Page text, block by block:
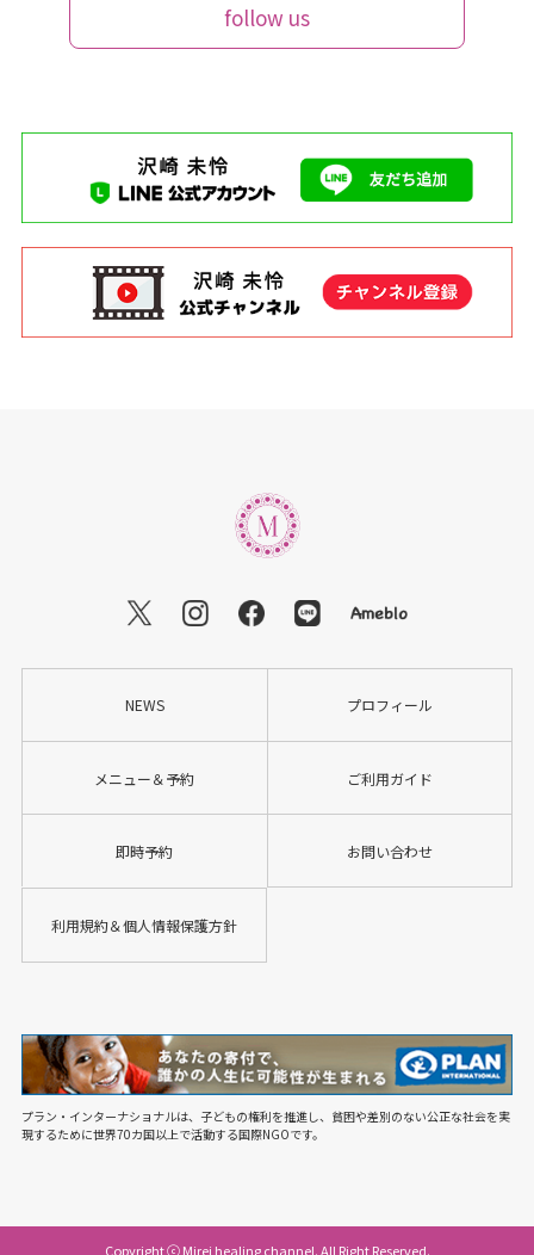
follow us
NEWS プロフィール
メニュー＆予約 ご利用ガイド
即時予約 お問い合わせ
利用規約＆個人情報保護方針
プラン・インターナショナルは、子どもの権利を推進し、貧困や差別のない公正な社会を実
現するために世界70カ国以上で活動する国際NGOです。
Copyright ⓒ Mirei healing channel. All Right Reserved.